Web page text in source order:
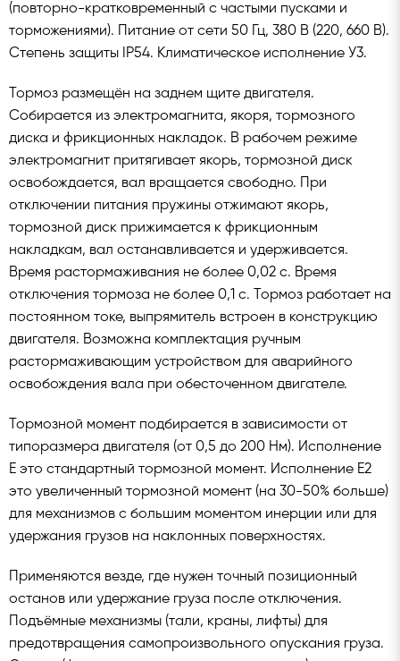
(повторно-кратковременный с частыми пусками и
торможениями). Питание от сети 50 Гц, 380 В (220, 660 В).
Степень защиты IP54. Климатическое исполнение У3.
Тормоз размещён на заднем щите двигателя.
Собирается из электромагнита, якоря, тормозного
диска и фрикционных накладок. В рабочем режиме
электромагнит притягивает якорь, тормозной диск
освобождается, вал вращается свободно. При
отключении питания пружины отжимают якорь,
тормозной диск прижимается к фрикционным
накладкам, вал останавливается и удерживается.
Время растормаживания не более 0,02 с. Время
отключения тормоза не более 0,1 с. Тормоз работает на
постоянном токе, выпрямитель встроен в конструкцию
двигателя. Возможна комплектация ручным
растормаживающим устройством для аварийного
освобождения вала при обесточенном двигателе.
Тормозной момент подбирается в зависимости от
типоразмера двигателя (от 0,5 до 200 Нм). Исполнение
Е это стандартный тормозной момент. Исполнение Е2
это увеличенный тормозной момент (на 30-50% больше)
для механизмов с большим моментом инерции или для
удержания грузов на наклонных поверхностях.
Применяются везде, где нужен точный позиционный
останов или удержание груза после отключения.
Подъёмные механизмы (тали, краны, лифты) для
предотвращения самопроизвольного опускания груза.